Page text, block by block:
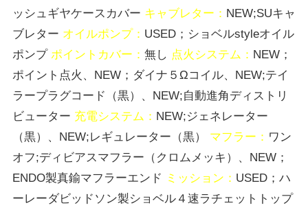
ッシュギヤケースカバー キャブレター： NEW;SUキャ
ブレター オイルポンプ： USED；ショベルstyleオイル
ポンプ ポイントカバー： 無し 点火システム： NEW；
ポイント点火、NEW；ダイナ５Ωコイル、NEW;テイ
ラープラグコード（黒）、NEW;自動進角ディストリ
ビューター 充電システム： NEW;ジェネレーター
（黒）、NEW;レギュレーター（黒） マフラー： ワン
オフ;ディビアスマフラー（クロムメッキ）、NEW；
ENDO製真鍮マフラーエンド ミッション： USED；ハ
ーレーダビッドソン製ショベル４速ラチェットトップ